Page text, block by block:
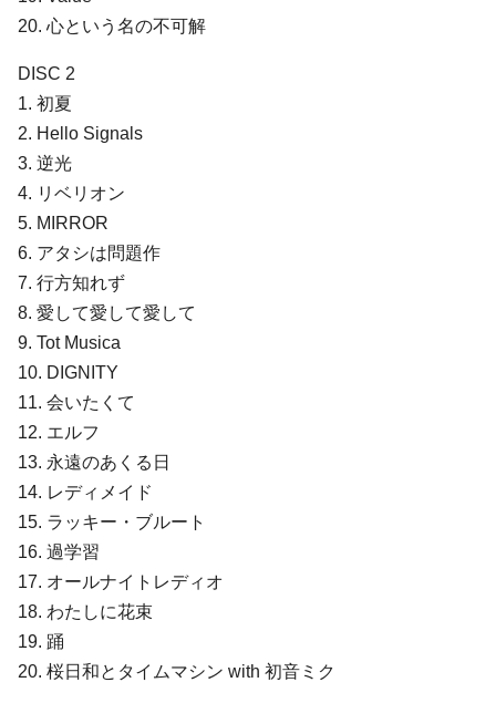
20. ⼼という名の不可解
DISC 2
1. 初夏
2. Hello Signals
3. 逆光
4. リベリオン
5. MIRROR
6. アタシは問題作
7. ⾏⽅知れず
8. 愛して愛して愛して
9. Tot Musica
10. DIGNITY
11. 会いたくて
12. エルフ
13. 永遠のあくる⽇
14. レディメイド
15. ラッキー・ブルート
16. 過学習
17. オールナイトレディオ
18. わたしに花束
19. 踊
20. 桜⽇和とタイムマシン with 初⾳ミク